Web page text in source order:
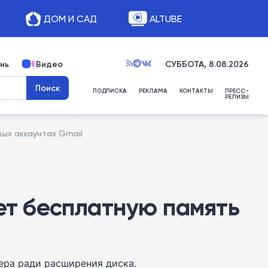
ДОМ И САД ALTUBE
Видео СУББОТА, 8.08.2026
ПОДПИСКА РЕКЛАМА КОНТАКТЫ ПРЕСС-
РЕЛИЗЫ
аккаунтах Gmail
бесплатную память
ради расширения диска.